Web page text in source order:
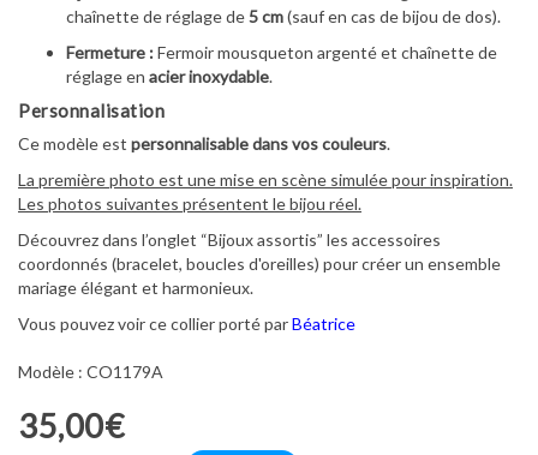
chaînette de réglage de5 cm(sauf en cas de bijou de dos).
Fermeture :Fermoir mousqueton argenté et chaînette de
réglage en acier inoxydable.
Personnalisation
Ce modèle est personnalisable dans vos couleurs.
La première photo est une mise en scène simulée pour inspiration.
Les photos suivantes présentent le bijou réel.
Découvrez dans l’onglet “Bijoux assortis” les accessoires
coordonnés (bracelet, boucles d'oreilles) pour créer un ensemble
mariage élégant et harmonieux.
Vous pouvez voir ce collier porté parBéatrice
Modèle : CO1179A
35,00€